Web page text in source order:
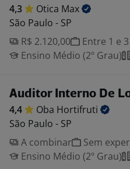
4,3 Otica Max
São Paulo - SP
R$ 2.120,00
Entre 1 e
Ensino Médio (2º Grau)
Auditor Interno De
4,4 Oba Hortifruti
São Paulo - SP
A combinar
Sem
Ensino Médio (2º Grau)